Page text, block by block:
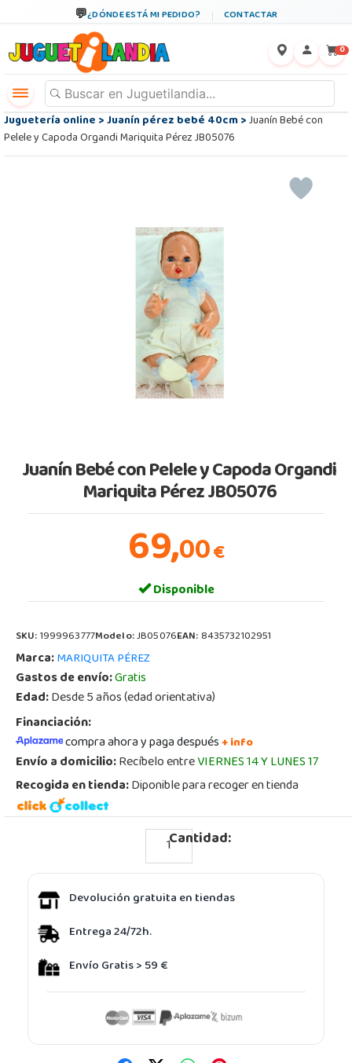
¿DÓNDE ESTÁ MI PEDIDO? CONTACTAR
0
Juguetería online>Juanín pérez bebé 40cm>Juanín Bebé con
Pelele y Capoda Organdi Mariquita Pérez JB05076
Juanín Bebé con Pelele y Capoda Organdi
Mariquita Pérez JB05076
69,00€
Disponible
SKU:1999963777Modelo:JB05076EAN:8435732102951
Marca:MARIQUITA PÉREZ
Gastos de envío:Gratis
Edad:Desde 5 años (edad orientativa)
Financiación:
compra ahora y paga después+ info
Envío a domicilio:Recíbelo entreVIERNES 14 Y LUNES 17
Recogida en tienda:Diponible para recoger en tienda
Cantidad:
Devolución gratuita en tiendas
Entrega 24/72h.
Envío Gratis > 59 €